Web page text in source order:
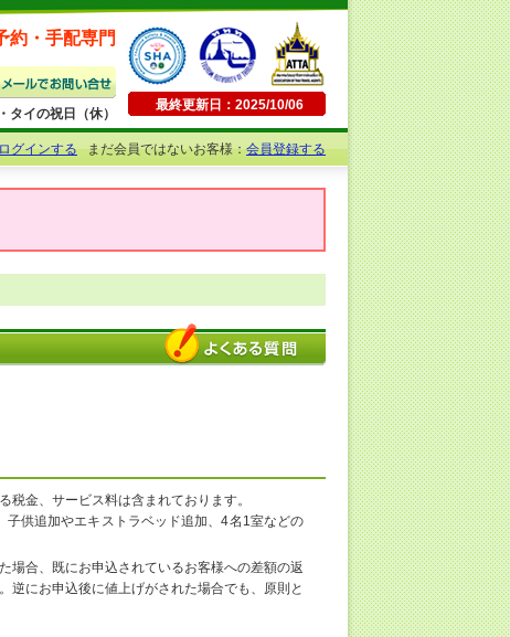
約・手配専門
イの祝日（休）
最終更新日：2025/10/06
グインするまだ会員ではないお客様：会員登録する
金、サービス料は含まれております。
供追加やエキストラベッド追加、4名1室などの
場合、既にお申込されているお客様への差額の返
逆にお申込後に値上げがされた場合でも、原則と